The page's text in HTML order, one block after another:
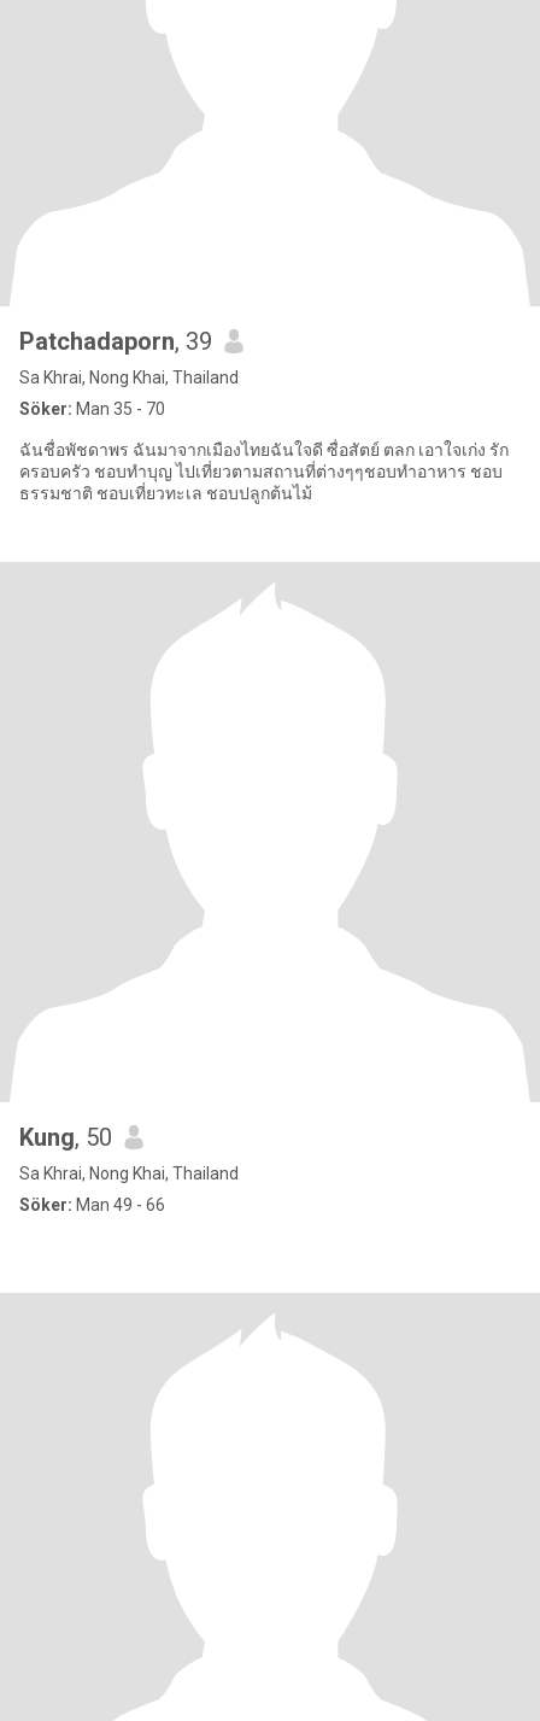
Patchadaporn, 39
Sa Khrai, Nong Khai, Thailand
Söker: Man 35 - 70
ฉันชื่อพัชดาพร ฉันมาจากเมืองไทยฉันใจดี ซื่อสัตย์ ตลก เอาใจเก่ง รัก
ครอบครัว ชอบทำบุญ ไปเที่ยวตามสถานที่ต่างๆๆชอบทำอาหาร ชอบ
ธรรมชาติ ชอบเที่ยวทะเล ชอบปลูกต้นไม้
Kung, 50
Sa Khrai, Nong Khai, Thailand
Söker: Man 49 - 66